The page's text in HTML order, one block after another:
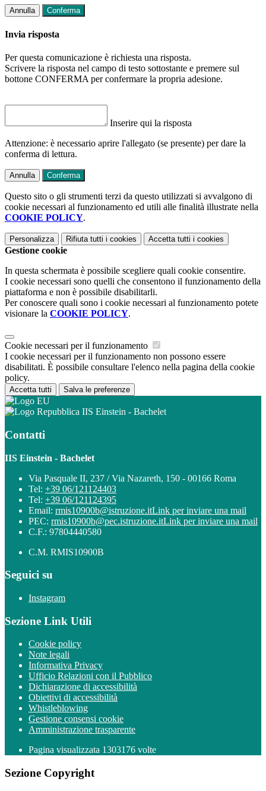
Annulla Conferma
Invia risposta
Per questa comunicazione è richiesta una risposta.
Scrivere la risposta nel campo di testo sottostante e premere sul
bottone CONFERMA per confermare la propria adesione.
Inserire qui la risposta
Attenzione: è necessario aprire l'allegato (se presente) per dare la
conferma di lettura.
Annulla Conferma
Questo sito o gli strumenti terzi da questo utilizzati si avvalgono di
cookie necessari al funzionamento ed utili alle finalità illustrate nella
COOKIE POLICY.
Personalizza Rifiuta tutti i cookies Accetta tutti i cookies
Gestione cookie
In questa schermata è possibile scegliere quali cookie consentire.
I cookie necessari sono quelli che consentono il funzionamento della
piattaforma e non è possibile disabilitarli.
Per conoscere quali sono i cookie necessari al funzionamento potete
visionare la COOKIE POLICY.
Cookie necessari per il funzionamento
I cookie necessari per il funzionamento non possono essere
disabilitati. È possibile consultare l'elenco nella pagina della cookie
policy.
Accetta tutti Salva le preferenze
IIS Einstein - Bachelet
Contatti
IIS Einstein - Bachelet
Via Pasquale II, 237 / Via Nazareth, 150 - 00166 Roma
Tel: +39 06/121124403
Tel: +39 06/121124395
Email: rmis10900b@istruzione.itLink per inviare una mail
PEC: rmis10900b@pec.istruzione.itLink per inviare una mail
C.F.: 97804440580
C.M. RMIS10900B
Seguici su
Instagram
Sezione Link Utili
Cookie policy
Note legali
Informativa Privacy
Ufficio Relazioni con il Pubblico
Dichiarazione di accessibilità
Obiettivi di accessibilità
Whistleblowing
Gestione consensi cookie
Amministrazione trasparente
Pagina visualizzata 1303176 volte
Sezione Copyright